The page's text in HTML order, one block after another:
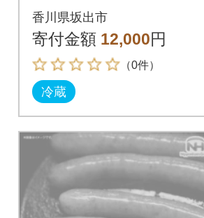
56g × 20本 ウインナ
ー 国内製造 日本ハム
香川県坂出市
寄付金額 12,000円
（0件）
冷蔵